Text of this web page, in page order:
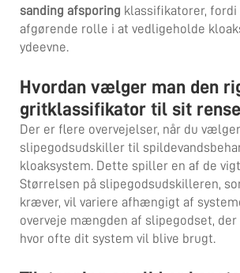
sanding afsporing klassifikatorer,
afgørende rolle i at vedligeholde
ydeevne.
Hvordan vælger man den
gritklassifikator til sit
Der er flere overvejelser, når du
slipegodsudskiller til
kloaksystem. Dette spiller en af de
Størrelsen på slipegodsudskilleren,
kræver, vil variere afhængigt af
overveje mængden af slipegodset, der
hvor ofte dit system vil blive brugt.